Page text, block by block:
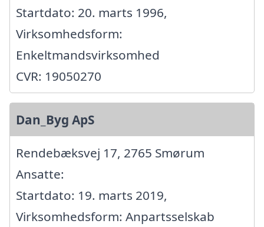
Startdato: 20. marts 1996,
Virksomhedsform:
Enkeltmandsvirksomhed
CVR: 19050270
Dan_Byg ApS
Rendebæksvej 17, 2765 Smørum
Ansatte:
Startdato: 19. marts 2019,
Virksomhedsform: Anpartsselskab